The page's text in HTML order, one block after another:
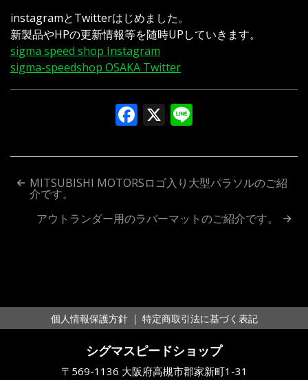
instagramとTwitterはじめました。
新製品やHPの更新情報等を随時UPしていきます。
sigma speed shop Instagram
sigma-speedshop OSAKA Twitter
Facebook
X
投
ー
シ
MITSUBISHI MOTORSロゴ入り大型パラソルのご紹
介です。
アウトランダー用のラバーマットのご紹介です。
個人情報保護方針 ｜ 特定商取引法に基づく表記
シグマスピードショップ
〒569-1136 大阪府高槻市郡家新町1-31